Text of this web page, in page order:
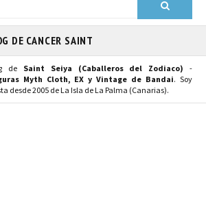
DE CANCER SAINT
de Saint Seiya (Caballeros del Zodiaco) -
Myth Cloth, EX y Vintage de Bandai. Soy
desde 2005 de La Isla de La Palma (Canarias).